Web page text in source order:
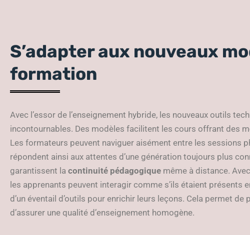
S’adapter aux nouveaux
formation
Avec l’essor de l’enseignement hybride, les nouveaux outils
incontournables. Des modèles facilitent les cours offrant des
Les formateurs peuvent naviguer aisément entre les sessions
répondent ainsi aux attentes d’une génération toujours plus
garantissent la continuité pédagogique même à distance.
les apprenants peuvent interagir comme s’ils étaient présents
d’un éventail d’outils pour enrichir leurs leçons. Cela permet
d’assurer une qualité d’enseignement homogène.